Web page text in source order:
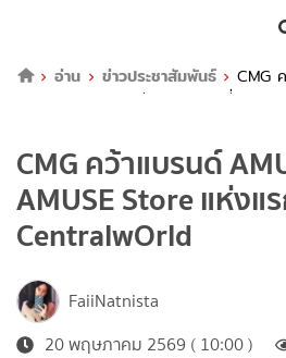
อ่าน
ข่าวประชาสัมพันธ์
CMG
AMUSE Store แห่งแรกในไทยที่
CMG คว้าแบรนด์
AMUSE Store แห่งแ
CentralwOrld
FaiiNatnista
20 พฤษภาคม 2569 ( 10:00 )